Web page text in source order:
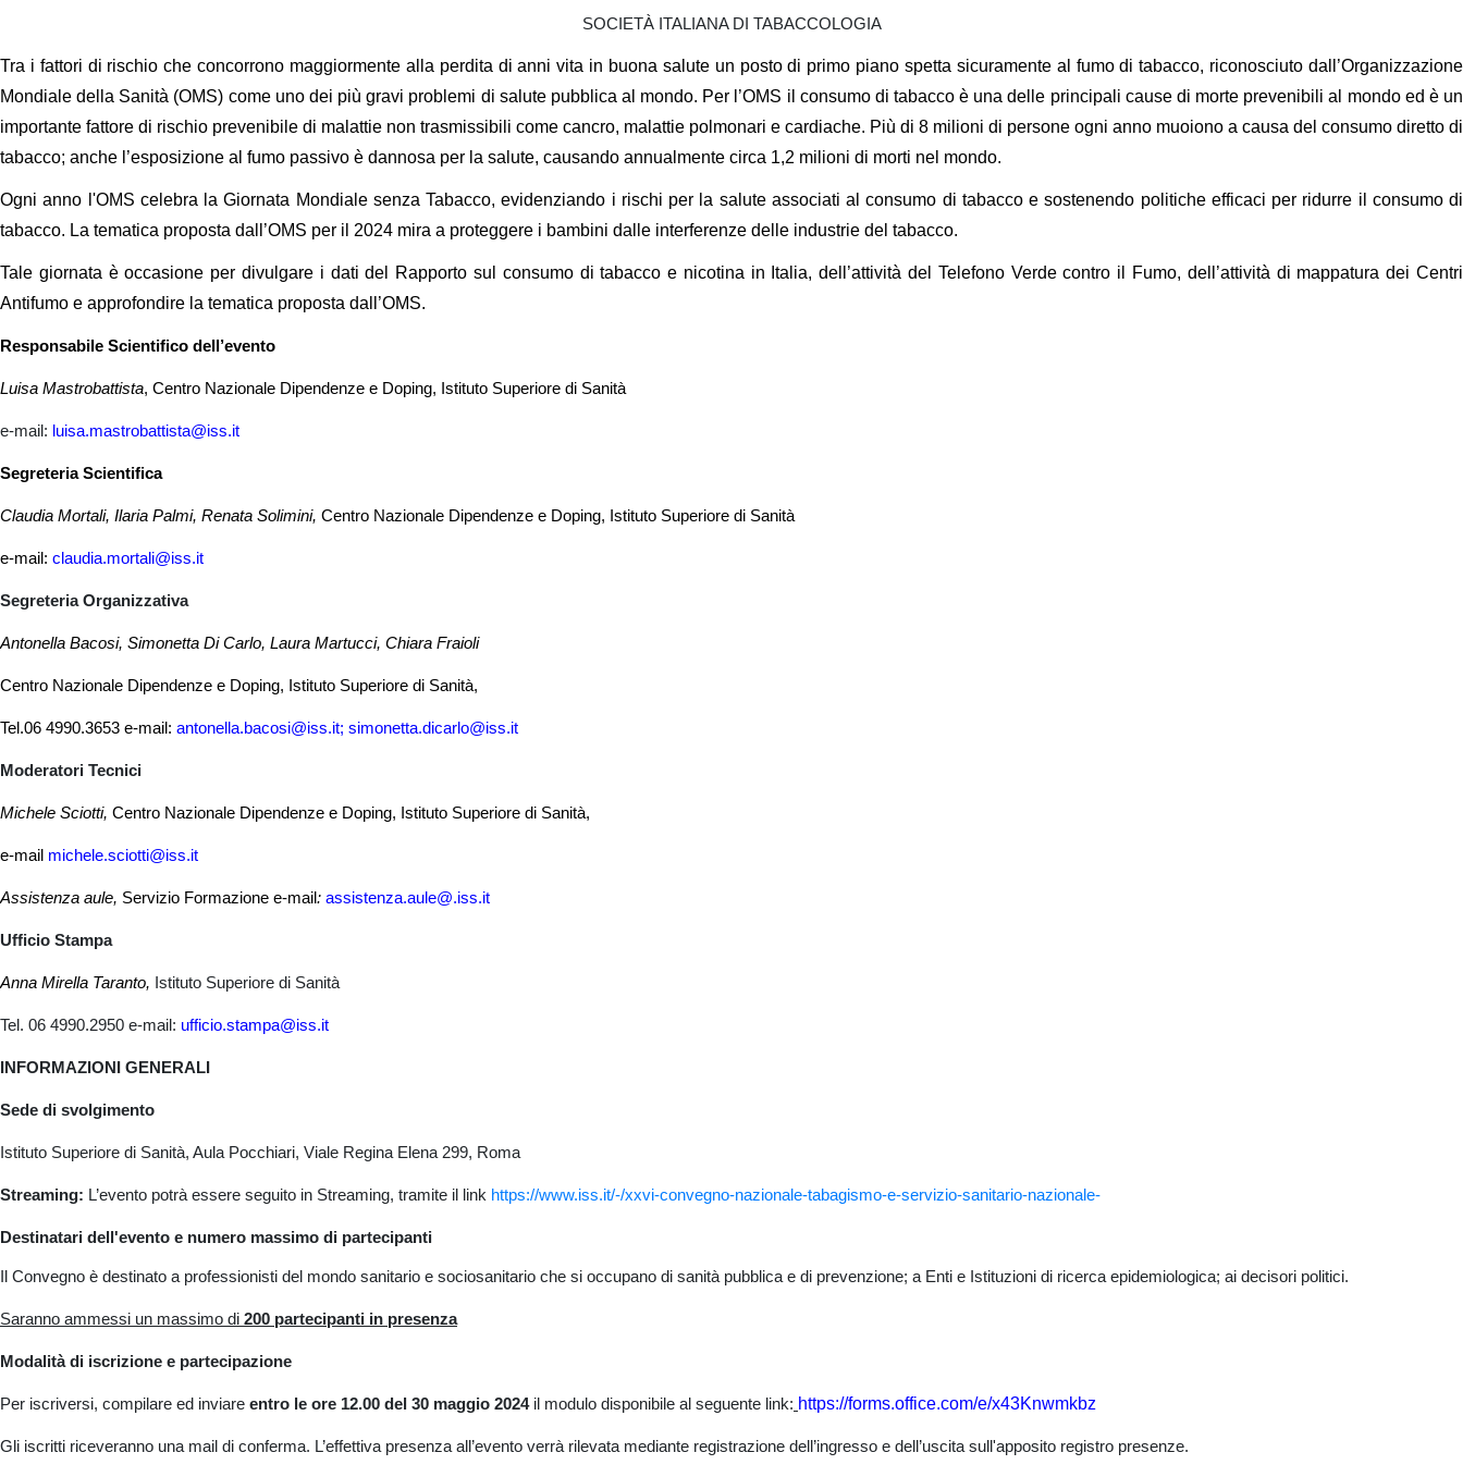
SOCIETÀ ITALIANA DI TABACCOLOGIA
Tra i fattori di rischio che concorrono maggiormente alla perdita di anni vita in buona salute un posto di primo piano spetta sicuramente al fumo di tabacco, riconosciuto dall’Organizzazione
Mondiale della Sanità (OMS) come uno dei più gravi problemi di salute pubblica al mondo. Per l’OMS il consumo di tabacco è una delle principali cause di morte prevenibili al mondo ed è un
importante fattore di rischio prevenibile di malattie non trasmissibili come cancro, malattie polmonari e cardiache. Più di 8 milioni di persone ogni anno muoiono a causa del consumo diretto di
tabacco; anche l’esposizione al fumo passivo è dannosa per la salute, causando annualmente circa 1,2 milioni di morti nel mondo.
Ogni anno l'OMS celebra la Giornata Mondiale senza Tabacco, evidenziando i rischi per la salute associati al consumo di tabacco e sostenendo politiche efficaci per ridurre il consumo di
tabacco. La tematica proposta dall’OMS per il 2024 mira a proteggere i bambini dalle interferenze delle industrie del tabacco.
Tale giornata è occasione per divulgare i dati del Rapporto sul consumo di tabacco e nicotina in Italia, dell’attività del Telefono Verde contro il Fumo, dell’attività di mappatura dei Centri
Antifumo e approfondire la tematica proposta dall’OMS.
Responsabile Scientifico dell’evento
Luisa Mastrobattista, Centro Nazionale Dipendenze e Doping, Istituto Superiore di Sanità
e-mail: luisa.mastrobattista@iss.it
Segreteria Scientifica
Claudia Mortali, Ilaria Palmi, Renata Solimini, Centro Nazionale Dipendenze e Doping, Istituto Superiore di Sanità
e-mail: claudia.mortali@iss.it
Segreteria Organizzativa
Antonella Bacosi, Simonetta Di Carlo, Laura Martucci, Chiara Fraioli
Centro Nazionale Dipendenze e Doping, Istituto Superiore di Sanità,
Tel.06 4990.3653 e-mail: antonella.bacosi@iss.it; simonetta.dicarlo@iss.it
Moderatori Tecnici
Michele Sciotti, Centro Nazionale Dipendenze e Doping, Istituto Superiore di Sanità,
e-mail michele.sciotti@iss.it
Assistenza aule, Servizio Formazione e-mail: assistenza.aule@.iss.it
Ufficio Stampa
Anna Mirella Taranto, Istituto Superiore di Sanità
Tel. 06 4990.2950 e-mail: ufficio.stampa@iss.it
INFORMAZIONI GENERALI
Sede di svolgimento
Istituto Superiore di Sanità, Aula Pocchiari, Viale Regina Elena 299, Roma
Streaming: L’evento potrà essere seguito in Streaming, tramite il link https://www.iss.it/-/xxvi-convegno-nazionale-tabagismo-e-servizio-sanitario-nazionale-
Destinatari dell'evento e numero massimo di partecipanti
Il Convegno è destinato a professionisti del mondo sanitario e sociosanitario che si occupano di sanità pubblica e di prevenzione; a Enti e Istituzioni di ricerca epidemiologica; ai decisori politici.
Saranno ammessi un massimo di 200 partecipanti in presenza
Modalità di iscrizione e partecipazione
Per iscriversi, compilare ed inviare entro le ore 12.00 del 30 maggio 2024 il modulo disponibile al seguente link: https://forms.office.com/e/x43Knwmkbz
Gli iscritti riceveranno una mail di conferma. L’effettiva presenza all’evento verrà rilevata mediante registrazione dell’ingresso e dell’uscita sull'apposito registro presenze.